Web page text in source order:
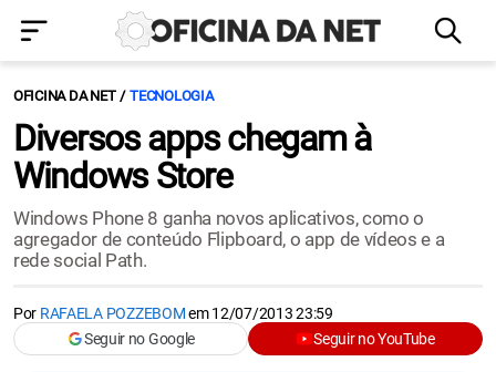
OFICINA DA NET TECNOLOGIA
Diversos apps chegam à
Windows Store
Windows Phone 8 ganha novos aplicativos, como o
agregador de conteúdo Flipboard, o app de vídeos e a
rede social Path.
Por RAFAELA POZZEBOMem12/07/2013 23:59
Seguir no Google
Seguir no YouTube